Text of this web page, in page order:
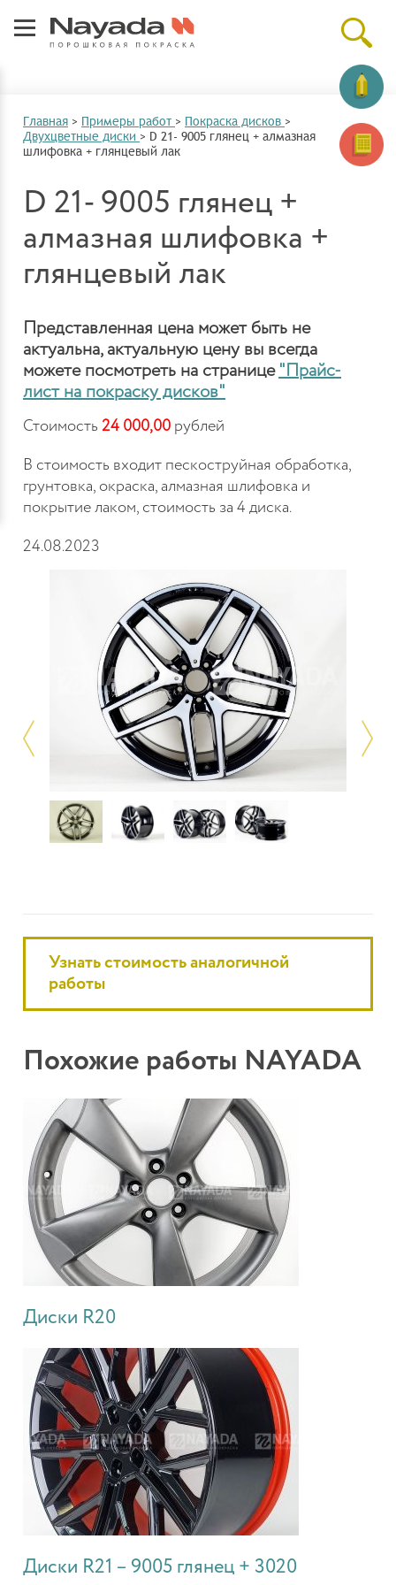
Главная > Примеры работ > Покраска дисков >
Двухцветные диски > D 21- 9005 глянец + алмазная
шлифовка + глянцевый лак
D 21- 9005 глянец +
алмазная шлифовка +
глянцевый лак
Представленная цена может быть не
актуальна, актуальную цену вы всегда
можете посмотреть на странице "Прайс-
лист на покраску дисков"
Стоимость 24 000,00 рублей
В стоимость входит пескоструйная обработка,
грунтовка, окраска, алмазная шлифовка и
покрытие лаком, стоимость за 4 диска.
24.08.2023
Узнать стоимость аналогичной
работы
Похожие работы NAYADA
Диски R20
Диски R21 – 9005 глянец + 3020